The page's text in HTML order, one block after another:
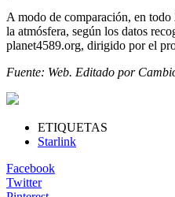
A modo de comparación, en
la atmósfera, según los datos
planet4589.org, dirigido por el
Fuente: Web. Editado por
ETIQUETAS
Starlink
Facebook
Twitter